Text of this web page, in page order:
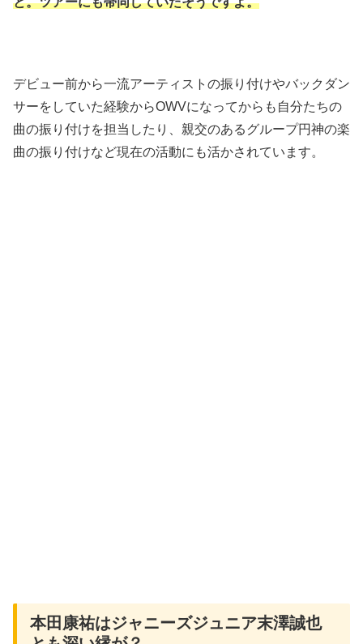
デビュー前から一流アーティストの振り付けやバックダン
サーをしていた経験からOWVになってからも自分たちの
曲の振り付けを担当したり、親交のあるグループ円神の楽
曲の振り付けなど現在の活動にも活かされています。
本田康祐はジャニーズジュニア末澤誠也